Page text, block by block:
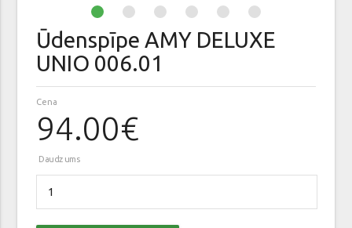
Ūdenspīpe AMY DELUXE
UNIO 006.01
Cena
94.00€
Daudzums